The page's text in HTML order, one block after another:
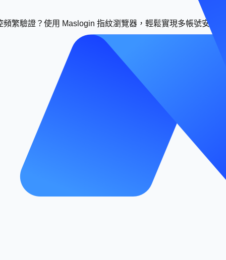
頻繁驗證？使用 Maslogin 指紋瀏覽器，輕鬆實現多帳號安全